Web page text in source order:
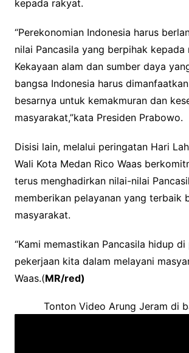
kepada rakyat.
“Perekonomian Indonesia harus
nilai Pancasila yang berpihak kepada
Kekayaan alam dan sumber daya
bangsa Indonesia harus
besarnya untuk kemakmuran dan
masyarakat,”kata Presiden Prabowo.
Disisi lain, melalui peringatan Hari
Wali Kota Medan Rico Waas
terus menghadirkan nilai-nilai
memberikan pelayanan yang terbaik
masyarakat.
“Kami memastikan Pancasila hidup
pekerjaan kita dalam melayani
Waas.(MR/red)
Tonton Video Arung Jeram di